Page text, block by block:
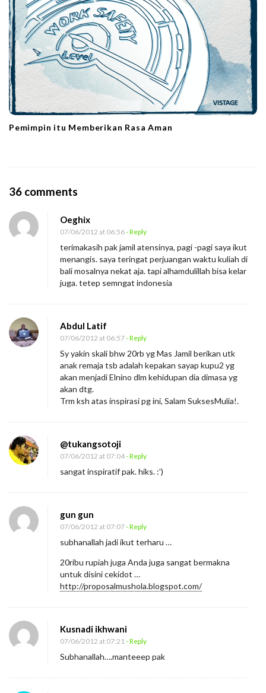
Pemimpin itu Memberikan Rasa Aman
36 comments
D
a
P
u
l
h
R
i
b
u
Oeghix
07/06/2012 at 06:56- Reply
terimakasih pak jamil atensinya, pagi -pagi saya ikut
menangis. saya teringat perjuangan waktu kuliah di
bali mosalnya nekat aja. tapi alhamdulillah bisa kelar
juga. tetep semngat indonesia
Abdul Latif
07/06/2012 at 06:57- Reply
Sy yakin skali bhw 20rb yg Mas Jamil berikan utk
anak remaja tsb adalah kepakan sayap kupu2 yg
akan menjadi Elnino dlm kehidupan dia dimasa yg
akan dtg.
Trm ksh atas inspirasi pg ini, Salam SuksesMulia!.
@tukangsotoji
07/06/2012 at 07:04- Reply
sangat inspiratif pak. hiks. :’)
gun gun
07/06/2012 at 07:07- Reply
subhanallah jadi ikut terharu …
20ribu rupiah juga Anda juga sangat bermakna
untuk disini cekidot …
http://proposalmushola.blogspot.com/
Kusnadi ikhwani
07/06/2012 at 07:21 - Reply
Subhanallah….manteeep pak